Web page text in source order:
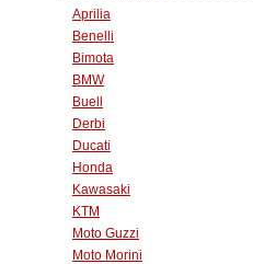
Aprilia
Benelli
Bimota
BMW
Buell
Derbi
Ducati
Honda
Kawasaki
KTM
Moto Guzzi
Moto Morini